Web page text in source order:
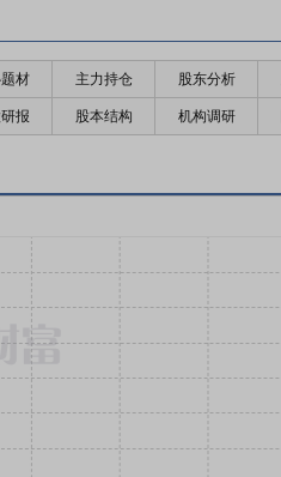
材 主力持仓 股东分析
报 股本结构 机构调研